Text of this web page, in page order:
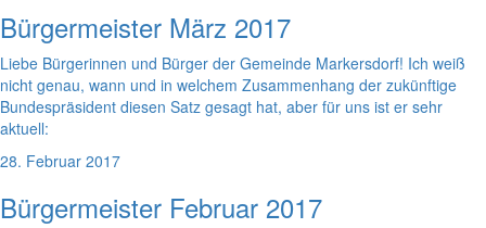
Bürgermeister März 2017
Liebe Bürgerinnen und Bürger der Gemeinde Markersdorf! Ich weiß
nicht genau, wann und in welchem Zusammenhang der zukünftige
Bundespräsident diesen Satz gesagt hat, aber für uns ist er sehr
aktuell:
28. Februar 2017
Bürgermeister Februar 2017